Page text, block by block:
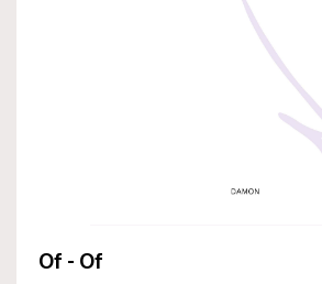
Of - Of